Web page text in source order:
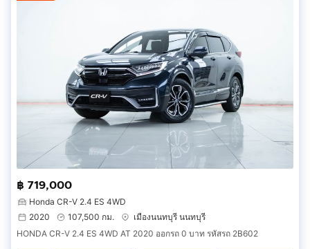
฿ 719,000
Honda CR-V 2.4 ES 4WD
2020
107,500 กม.
เมืองนนทบุรี นนทบุรี
HONDA CR-V 2.4 ES 4WD AT 2020 ออกรถ 0 บาท รหัสรถ 2B602